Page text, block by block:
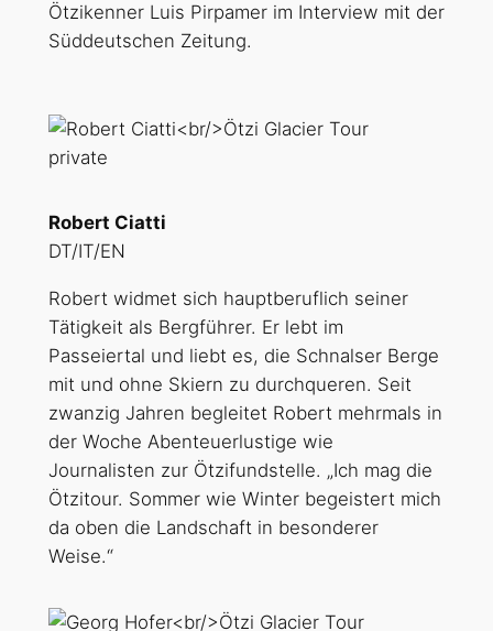
Ötzikenner Luis Pirpamer im Interview mit der
Süddeutschen Zeitung.
private
Robert Ciatti
DT/IT/EN
Robert widmet sich hauptberuflich seiner
Tätigkeit als Bergführer. Er lebt im
Passeiertal und liebt es, die Schnalser Berge
mit und ohne Skiern zu durchqueren. Seit
zwanzig Jahren begleitet Robert mehrmals in
der Woche Abenteuerlustige wie
Journalisten zur Ötzifundstelle. „Ich mag die
Ötzitour. Sommer wie Winter begeistert mich
da oben die Landschaft in besonderer
Weise.“